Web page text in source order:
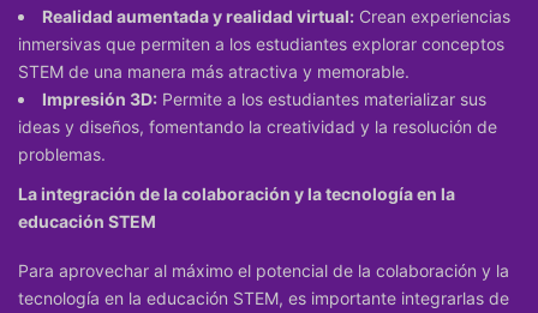
Realidad aumentada y realidad virtual: Crean experiencias
inmersivas que permiten a los estudiantes explorar conceptos
STEM de una manera más atractiva y memorable.
Impresión 3D: Permite a los estudiantes materializar sus
ideas y diseños, fomentando la creatividad y la resolución de
problemas.
La integración de la colaboración y la tecnología en la
educación STEM
Para aprovechar al máximo el potencial de la colaboración y la
tecnología en la educación STEM, es importante integrarlas de